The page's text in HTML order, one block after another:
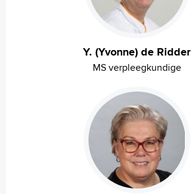
Y. (Yvonne) de Ridder
MS verpleegkundige